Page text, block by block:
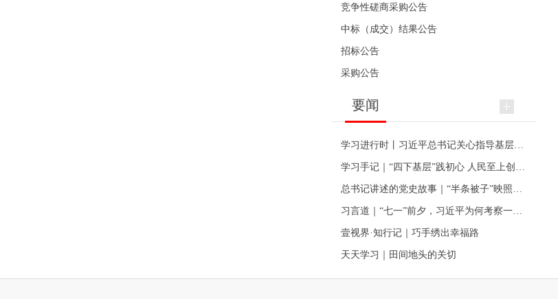
竞争性磋商采购公告
中标（成交）结果公告
招标公告
采购公告
要闻
壹视界·知行记｜巧手绣出幸福路
天天学习｜田间地头的关切